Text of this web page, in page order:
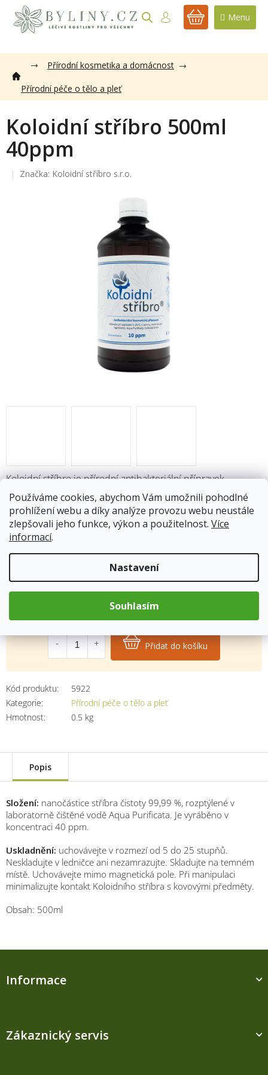
Používáme cookies, abychom Vám umožnili pohodlné
prohlížení webu a díky analýze provozu webu neustále
zlepšovali jeho funkce, výkon a použitelnost. Více
informací.
Nastavení
Souhlasím
obsah
NÁKUPNÍ
Přírodní kosmetika a domácnost
Přírodní péče o tělo a pleť
Koloidní stříbro 500ml
40ppm
Značka: Koloidní stříbro s.r.o.
Skladem(1 ks) 12.8.2026
Koloidní stříbro je přírodní antibakteriální přípravek
obsahující stříbrné částice, zároveň působí jako
antibiotikum, antiseptikum a desinfekce. Využívá se
především v kosmetice, v boji proti akné, při hojení ran nebo
k dezinfekci kůže. Neobsahuje žádné přidané látky, jako jsou
barviva a konzervanty.
Kód produktu:
5922
Kategorie:
Přírodní péče o tělo a pleť
Hmotnost: 0.5 kg
321 Kč
cena:
Přidat do košíku
Popis
Složení: nanočástice stříbra čistoty 99,99 %, rozptýlené v
laboratorně čištěné vodě Aqua Purificata. Je vyráběno v
koncentraci 40 ppm.
Uskladnění: uchovávejte v rozmezí od 5 do 25 stupňů.
Neskladujte v ledničce ani nezamrazujte. Skladujte na temném
místě. Uchovávejte mimo magnetická pole. Při manipulaci
minimalizujte kontakt Koloidního stříbra s kovovými předměty.
Obsah: 500ml
Informace
Zákaznický servis